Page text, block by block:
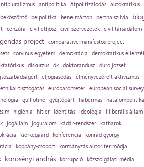
antipolitika átpolitizálódás autokratikus
beköszöntő belpolitika bene márton bertha szilvia
cenzúra civil ethosz civil szervezetek civil társadalom
project
comparative manifestos project
corvinus egyetem demokrácia
demokratikus
diskurzus dk doktorandusz dúró józsef
eljogiasodás élményvezérelt aktivizmus
etnikai tisztogatás eurobarometer
european social survey
guillotine gyűjtőpárt habermas
hatalompolitika
higiénia hitler identitás ideológia
illiberális állam
jogállam joguralom kádár-rendszer
katharok
kierkegaard konferencia
konrád györgy
koppány-csoport
kormányzás autoriter módja
körösényi andrás korrupció
közszolgálati média